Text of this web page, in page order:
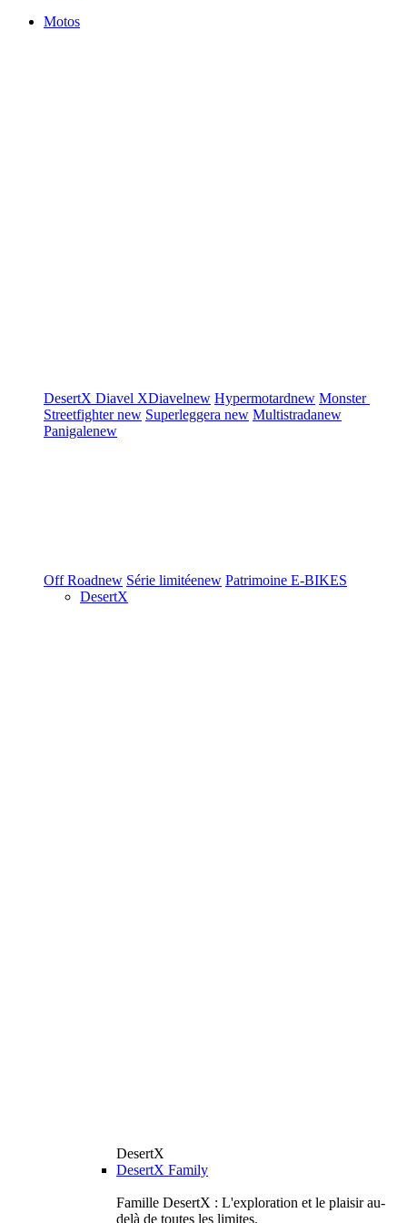
Motos
DesertX Diavel XDiavelnew Hypermotardnew Monster
Streetfighternew Superleggera new Multistradanew
Panigalenew
Off Roadnew Série limitéenew Patrimoine E-BIKES
DesertX
DesertX
DesertX Family
Famille DesertX : L'exploration et le plaisir au-
delà de toutes les limites.